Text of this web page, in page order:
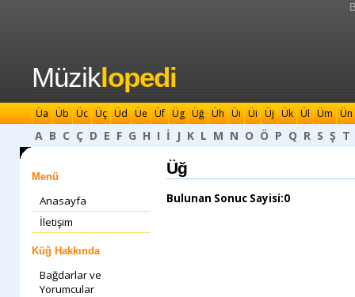
Müziklopedi
Üa Üb Üc Üç Üd Üe Üf Üg Üğ Üh Üı Üi Üj Ük Ül Üm Ün
A B C Ç D E F G H I İ J K L M N O Ö P Q R S Ş T
Menü
Anasayfa
İletişim
Küğ Hakkında
Bağdarlar ve
Yorumcular
Üğ
Bulunan Sonuc Sayisi:0